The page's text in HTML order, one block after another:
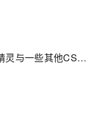
【前端web入门第八天】定位、CSS精灵与一些其他CSS高级技巧